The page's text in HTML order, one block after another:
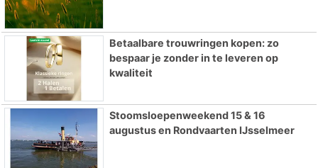
Betaalbare trouwringen kopen: zo
bespaar je zonder in te leveren op
kwaliteit
Stoomsloepenweekend 15 & 16
augustus en Rondvaarten IJsselmeer